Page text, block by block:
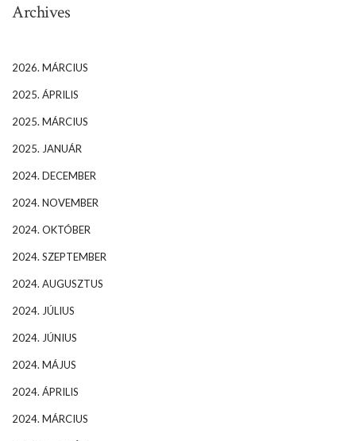
Archives
2026. MÁRCIUS
2025. ÁPRILIS
2025. MÁRCIUS
2025. JANUÁR
2024. DECEMBER
2024. NOVEMBER
2024. OKTÓBER
2024. SZEPTEMBER
2024. AUGUSZTUS
2024. JÚLIUS
2024. JÚNIUS
2024. MÁJUS
2024. ÁPRILIS
2024. MÁRCIUS